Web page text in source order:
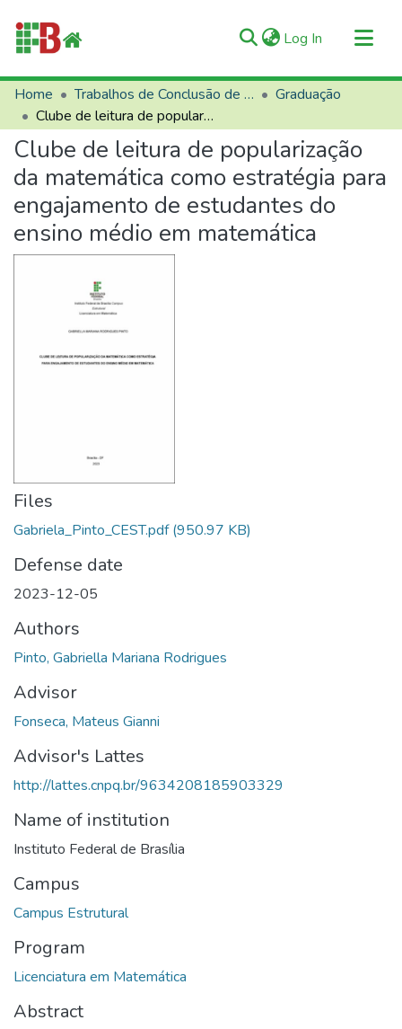
Log In (current)
Communities & Collections
All of RIIFB
Manuals and Terms
Statistics
About RIIFB
Help
Home Trabalhos de Conclusão de Curso (TCCs)
Graduação
Clube de leitura de popularização da matemática como estratégia para engajamento de estudantes do ensino médio em matemática
Clube de leitura de popularização
da matemática como estratégia para
engajamento de estudantes do
ensino médio em matemática
Files
Gabriela_Pinto_CEST.pdf(950.97 KB)
Defense date
2023-12-05
Authors
Pinto, Gabriella Mariana Rodrigues
Advisor
Fonseca, Mateus Gianni
Advisor's Lattes
http://lattes.cnpq.br/9634208185903329
Name of institution
Instituto Federal de Brasília
Campus
Campus Estrutural
Program
Licenciatura em Matemática
Abstract